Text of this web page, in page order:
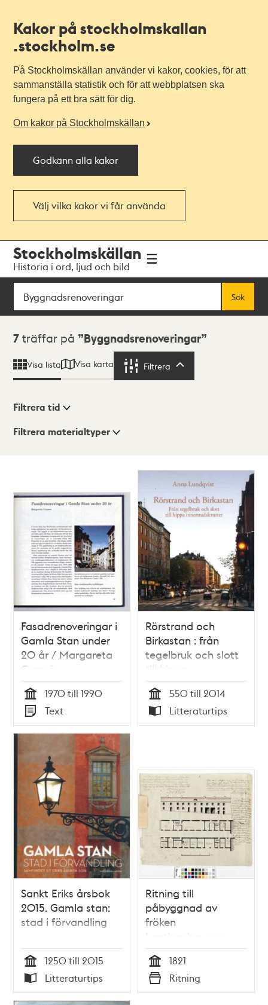
Kakor på stockholmskallan
.stockholm.se
På Stockholmskällan använder vi kakor, cookies, för att
sammanställa statistik och för att webbplatsen ska
fungera på ett bra sätt för dig.
Om kakor på Stockholmskällan
Godkänn alla kakor
Välj vilka kakor vi får använda
navigationen
huvudinnehållet
Stockholmskällan
Historia i ord, ljud och bild
Sök
Sök
Sökresultat
7 träffar på Byggnadsrenoveringar
Visa lista Visa karta Filtrera
Visningsläge
Filtrera tid
Filtrera materialtyper
Fasadrenoveringar i
Gamla Stan under
20 år / Margareta
Cramér
Tid
1970 till 1990
Typ
Text
Rörstrand och
Birkastan : från
tegelbruk och slott
till hippa
innerstadskvarter /
Anna Lundqvist
Tid
550 till 2014
Typ
Litteraturtips
Sankt Eriks årsbok
2015. Gamla stan:
stad i förvandling
Tid
1250 till 2015
Typ
Litteraturtips
Ritning till
påbyggnad av
fröken
Lantingshausens
hus på Blasieholmen
1821
Tid
1821
Typ
Ritning